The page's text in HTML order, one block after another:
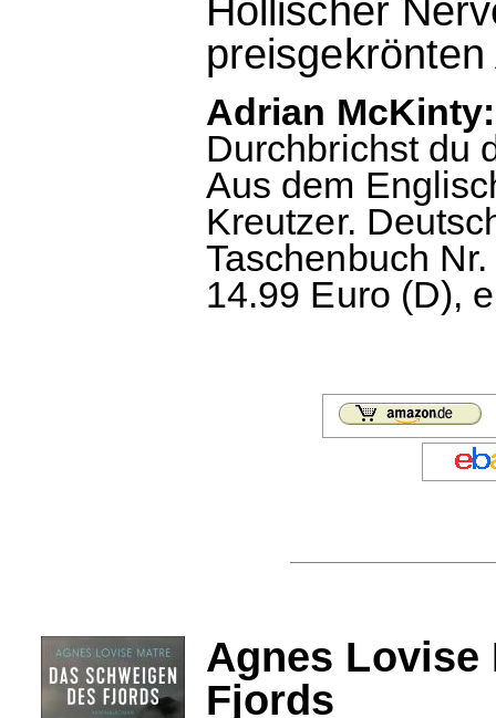
Höllischer
Adrian
Durchbrichst du
Aus dem
Kreutzer.
Taschenbuch
14.99 Euro (D),
Agnes Lovise
Fjords